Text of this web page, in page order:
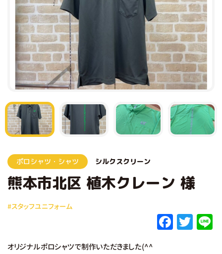
ポロシャツ・シャツ シルクスクリーン
熊本市北区 植木クレーン 様
#スタッフユニフォーム
F T
オリジナルポロシャツで制作いただきました(^^